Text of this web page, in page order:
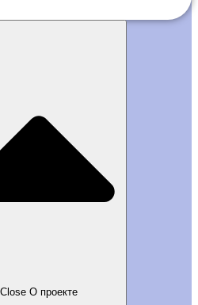
Close О проекте